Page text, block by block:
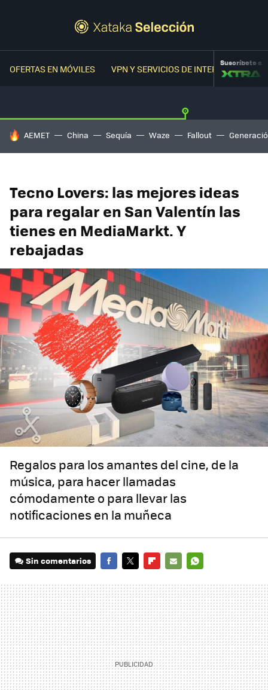
OFERTAS EN MÓVILES VPN Y SERVICIOS DE INTERNETSuscríbete a
HOY SE HABLA DE
AEMET China Sequía Waze Fallout
Tecno Lovers: las mejores ideas
para regalar en San Valentín las
tienes en MediaMarkt. Y
rebajadas
Regalos para los amantes del cine, de la
música, para hacer llamadas
cómodamente o para llevar las
notificaciones en la muñeca
Sin comentarios
MAIL